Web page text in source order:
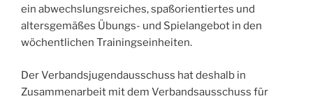
ein abwechslungsreiches, spaßorientiertes und
altersgemäßes Übungs- und Spielangebot in den
wöchentlichen Trainingseinheiten.
Der Verbandsjugendausschuss hat deshalb in
Zusammenarbeit mit dem Verbandsausschuss für